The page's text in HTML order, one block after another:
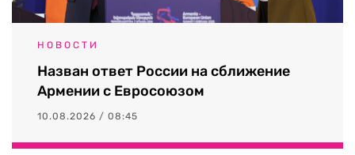
НОВОСТИ
Назван ответ России на сближение
Армении с Евросоюзом
10.08.2026 / 08:45